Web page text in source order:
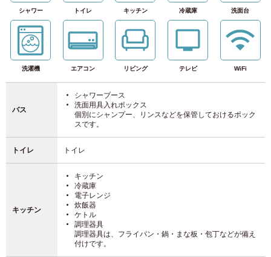
シャワー トイレ キッチン 冷蔵庫 洗面台
洗濯機 エアコン リビング テレビ WiFi
バス
シャワーブース
洗面用具入れボックス
個別にシャンプー、リンスなどを保管しておけるボック
スです。
トイレ トイレ
キッチン
キッチン
冷蔵庫
電子レンジ
炊飯器
ケトル
調理器具
調理器具は、フライパン・鍋・まな板・包丁などが備え
付けです。